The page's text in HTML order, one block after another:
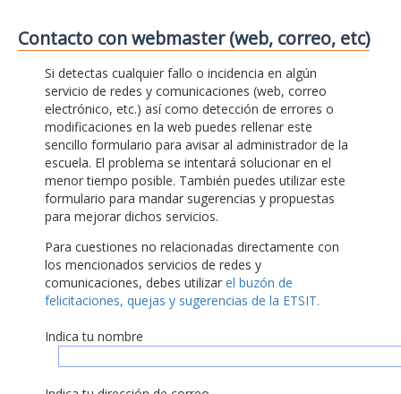
Contacto con webmaster (web, correo, etc)
Si detectas cualquier fallo o incidencia en algún
servicio de redes y comunicaciones (web, correo
electrónico, etc.) así como detección de errores o
modificaciones en la web puedes rellenar este
sencillo formulario para avisar al administrador de la
escuela. El problema se intentará solucionar en el
menor tiempo posible. También puedes utilizar este
formulario para mandar sugerencias y propuestas
para mejorar dichos servicios.
Para cuestiones no relacionadas directamente con
los mencionados servicios de redes y
comunicaciones, debes utilizar el buzón de
felicitaciones, quejas y sugerencias de la ETSIT.
Indica tu nombre